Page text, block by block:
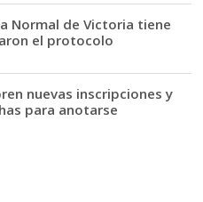
Normal de Victoria tiene
el protocolo
nuevas inscripciones y
para anotarse